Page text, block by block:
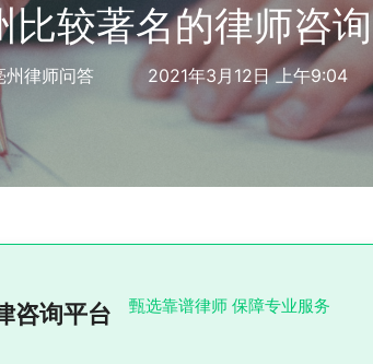
比较著名的律师咨询
州律师问答 2021年3月12日 上午9:04
咨询平台 甄选靠谱律师 保障专业服务